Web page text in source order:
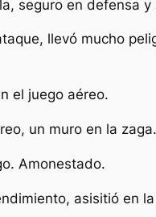
seguro en defensa
llevó mucho
el juego aéreo.
un muro en la zaga.
Amonestado.
asisitió en